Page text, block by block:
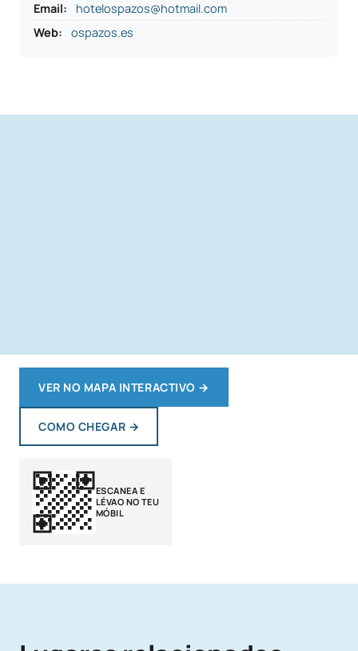
Email:
hotelospazos@hotmail.com
Web:
ospazos.es
VER NO MAPA INTERACTIVO →
COMO CHEGAR →
ESCANEA E
LÉVAO NO TEU
MÓBIL